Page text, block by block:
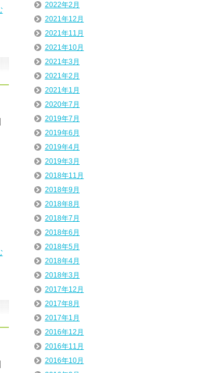
2022年2月
2021年12月
2021年11月
2021年10月
2021年3月
2021年2月
2021年1月
2020年7月
2019年7月
2019年6月
2019年4月
2019年3月
2018年11月
2018年9月
2018年8月
2018年7月
2018年6月
2018年5月
2018年4月
2018年3月
2017年12月
2017年8月
2017年1月
2016年12月
2016年11月
2016年10月